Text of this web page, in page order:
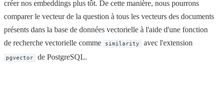
créer nos embeddings plus tôt. De cette manière, nous pourrons
comparer le vecteur de la question à tous les vecteurs des documents
présents dans la base de données vectorielle à l'aide d'une fonction
de recherche vectorielle comme
similarity avec l'extension
pgvector de PostgreSQL.